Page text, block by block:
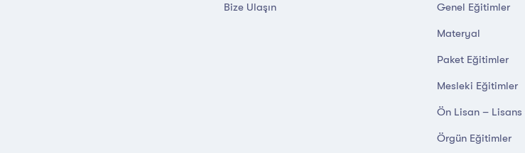
Bize Ulaşın Genel Eğitimler
Materyal
Paket Eğitimler
Mesleki Eğitimler
Ön Lisan – Lisans
Örgün Eğitimler